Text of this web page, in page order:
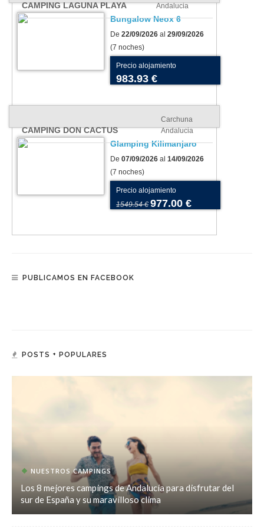
CAMPING LAGUNA PLAYA
Andalucia
Bungalow Neox 6
De 22/09/2026 al 29/09/2026
(7 noches)
Precio alojamiento
983.93 €
CAMPING DON CACTUS
Carchuna
Andalucia
Glamping Kilimanjaro
De 07/09/2026 al 14/09/2026
(7 noches)
Precio alojamiento
1549.54 € 977.00 €
PUBLICAMOS EN FACEBOOK
POSTS + POPULARES
NUESTROS CAMPINGS
Los 8 mejores campings de Andalucía para disfrutar del
sur de España y su maravilloso clima